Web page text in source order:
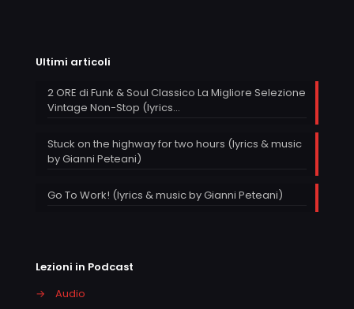
Ultimi articoli
2 ORE di Funk & Soul Classico La Migliore Selezione
Vintage Non-Stop (lyrics…
Stuck on the highway for two hours (lyrics & music
by Gianni Peteani)
Go To Work! (lyrics & music by Gianni Peteani)
Lezioni in Podcast
→
Audio